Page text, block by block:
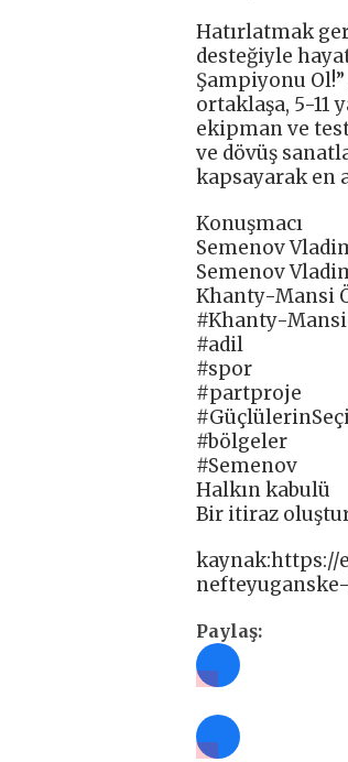
Hatırlatmak
desteğiyle
Şampiyonu
ortaklaşa, 5-11
ekipman ve
ve dövüş
kapsayarak en
Konuşmacı
Semenov
Semenov
Khanty-Mansi
#Khanty-
#adil
#spor
#partproje
#bölgeler
#Semenov
Halkın kabulü
Bir itiraz
Paylaş: